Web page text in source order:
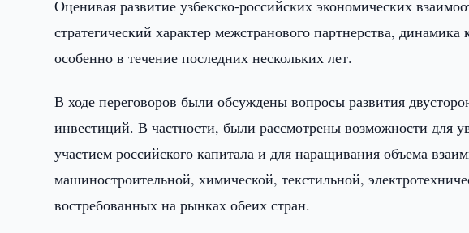
Оценивая развитие узбекско-российских экономических
стратегический характер межстранового партнерства,
особенно в течение последних нескольких лет.
В ходе переговоров были обсуждены вопросы развития
инвестиций. В частности, были рассмотрены возможности для
участием российского капитала и для наращивания объема
машиностроительной, химической, текстильной,
востребованных на рынках обеих стран.